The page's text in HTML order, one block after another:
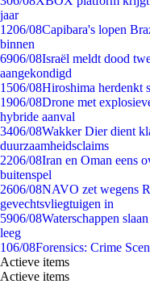
jaar
1206/08Capibara's lopen
binnen
6906/08Israël meldt dood
aangekondigd
1506/08Hiroshima herdenkt
1906/08Drone met
hybride aanval
3406/08Wakker Dier dient
duurzaamheidsclaims
2206/08Iran en Oman eens
buitenspel
2606/08NAVO zet wegens
gevechtsvliegtuigen in
5906/08Waterschappen
leeg
106/08Forensics: Crime
Actieve items
Actieve items